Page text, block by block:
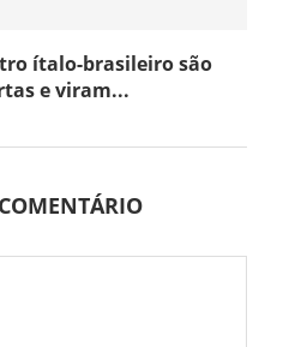
ítalo-brasileiro são
e viram...